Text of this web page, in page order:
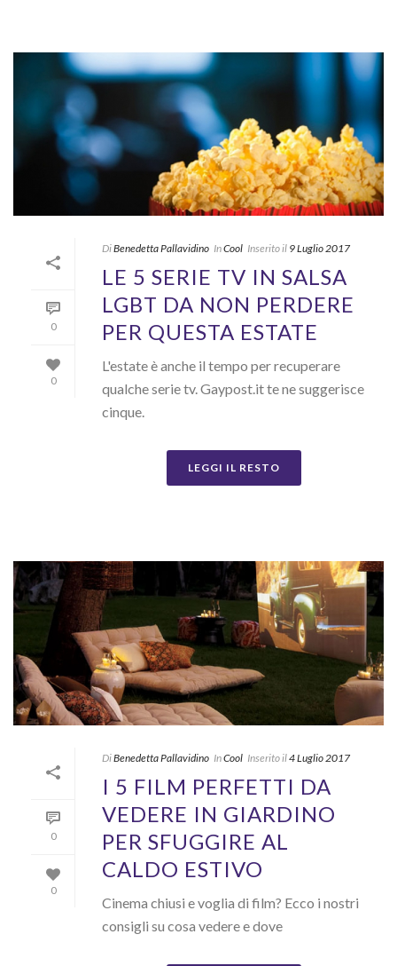
0
0
DiBenedetta Pallavidino InCool Inserito il 9 Luglio 2017
LE 5 SERIE TV IN SALSA
LGBT DA NON PERDERE
PER QUESTA ESTATE
L'estate è anche il tempo per recuperare
qualche serie tv. Gaypost.it te ne suggerisce
cinque.
LEGGI IL RESTO
0
0
DiBenedetta Pallavidino InCool Inserito il4 Luglio 2017
I 5 FILM PERFETTI DA
VEDERE IN GIARDINO
PER SFUGGIRE AL
CALDO ESTIVO
Cinema chiusi e voglia di film? Ecco i nostri
consigli su cosa vedere e dove